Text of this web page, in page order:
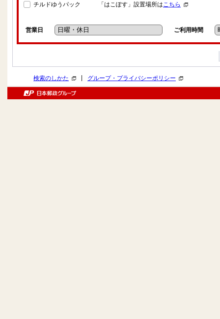
チルドゆうパック
「はこぽす」設置場所はこちら
営業日 ご利用時間
検索のしかた グループ・プライバシーポリシー